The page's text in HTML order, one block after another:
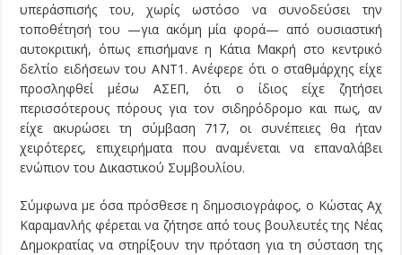
υπεράσπισής του, χωρίς ωστόσο να συνοδεύσει την
τοποθέτησή του —για ακόμη μία φορά— από ουσιαστική
αυτοκριτική, όπως επισήμανε η Κάτια Μακρή στο κεντρικό
δελτίο ειδήσεων του ΑΝΤ1. Ανέφερε ότι ο σταθμάρχης είχε
προσληφθεί μέσω ΑΣΕΠ, ότι ο ίδιος είχε ζητήσει
περισσότερους πόρους για τον σιδηρόδρομο και πως, αν
είχε ακυρώσει τη σύμβαση 717, οι συνέπειες θα ήταν
χειρότερες, επιχειρήματα που αναμένεται να επαναλάβει
ενώπιον του Δικαστικού Συμβουλίου.
Σύμφωνα με όσα πρόσθεσε η δημοσιογράφος, ο Κώστας Αχ
Καραμανλής φέρεται να ζήτησε από τους βουλευτές της Νέας
Δημοκρατίας να στηρίξουν την πρόταση για τη σύσταση της